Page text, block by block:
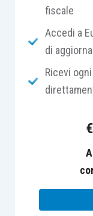
La disamina
complicarsi
successiva
all’articolo
633/1972.
Per quanto
articolo
integrale o
seconda
fiscale
Accedi a
di
Ricevi
€